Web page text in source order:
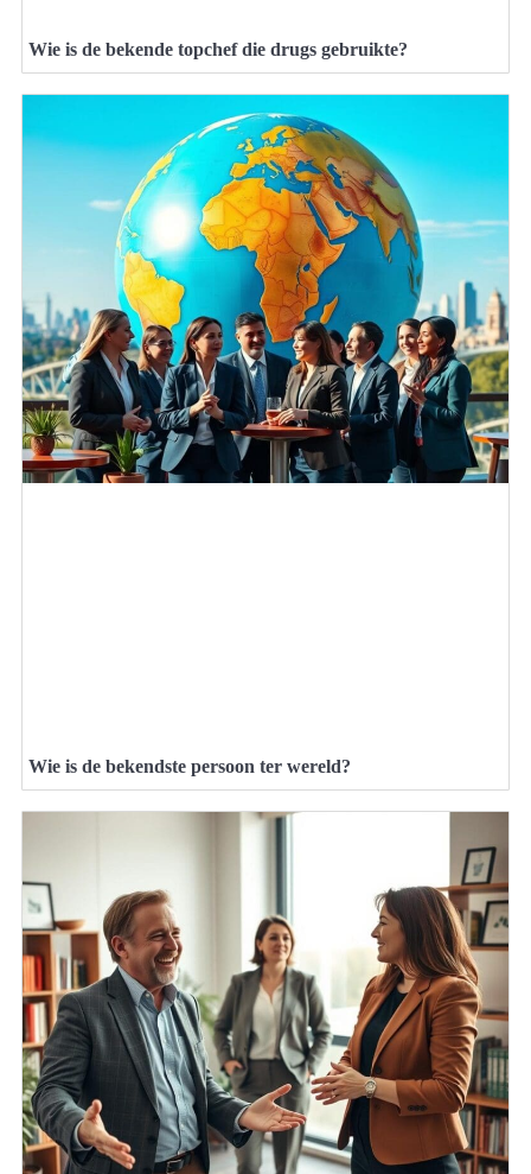
Wie is de bekende topchef die drugs gebruikte?
Wie is de bekendste persoon ter wereld?